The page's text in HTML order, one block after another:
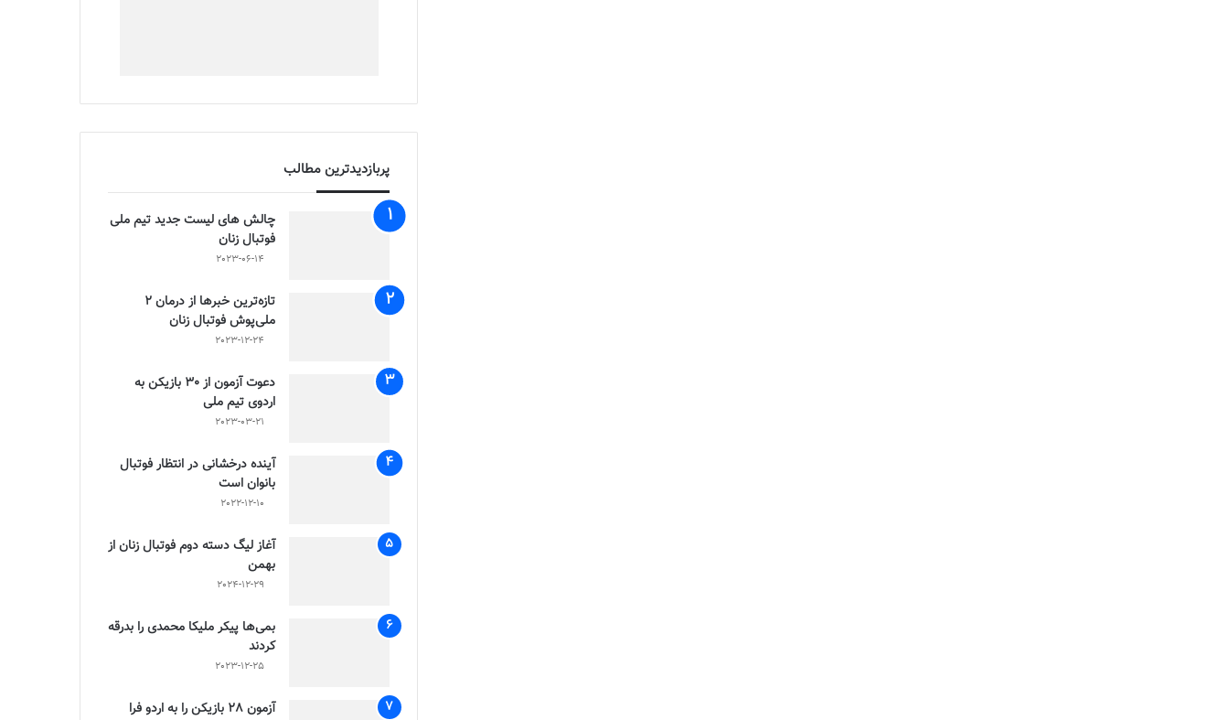
پربازدیدترین مطالب
چالش هاى ليست جدید تيم ملى
فوتبال زنان
2023-06-14
تازه‌ترین خبرها از درمان ۲
ملی‌پوش فوتبال زنان
2023-12-24
دعوت آزمون از 30 بازیکن به
اردوی تیم ملی
2023-03-21
آینده درخشانی در انتظار فوتبال
بانوان است
2022-12-10
آغاز لیگ دسته دوم فوتبال زنان از
بهمن
2024-12-29
بمی‌ها پیکر ملیکا محمدی را بدرقه
کردند
2023-12-25
آزمون 28 بازیکن را به اردو فرا